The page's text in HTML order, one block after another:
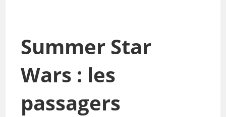
Summer Star
Wars : les
passagers